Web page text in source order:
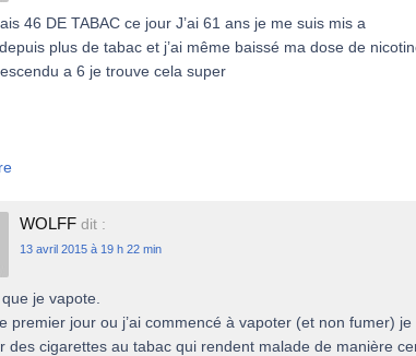
46 DE TABAC ce jour J’ai 61 ans je me suis mis a
plus de tabac et j’ai même baissé ma dose de
a 6 je trouve cela super
WOLFF dit :
13 avril 2015 à 19 h 22 min
je vapote.
premier jour ou j’ai commencé à vapoter (et non fumer) je
des cigarettes au tabac qui rendent malade de manière